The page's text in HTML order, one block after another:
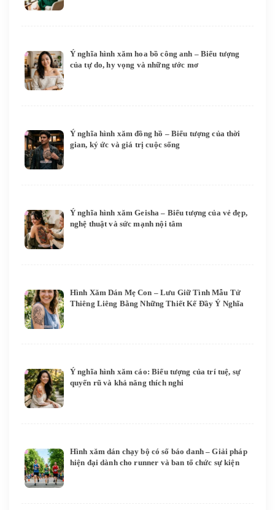
Ý nghĩa hình xăm hoa bồ công anh – Biểu tượng
của tự do, hy vọng và những ước mơ
Ý nghĩa hình xăm đồng hồ – Biểu tượng của thời
gian, ký ức và giá trị cuộc sống
Ý nghĩa hình xăm Geisha – Biểu tượng của vẻ đẹp,
nghệ thuật và sức mạnh nội tâm
Hình Xăm Dán Mẹ Con – Lưu Giữ Tình Mẫu Tử
Thiêng Liêng Bằng Những Thiết Kế Đầy Ý Nghĩa
Ý nghĩa hình xăm cáo: Biểu tượng của trí tuệ, sự
quyến rũ và khả năng thích nghi
Hình xăm dán chạy bộ có số báo danh – Giải pháp
hiện đại dành cho runner và ban tổ chức sự kiện